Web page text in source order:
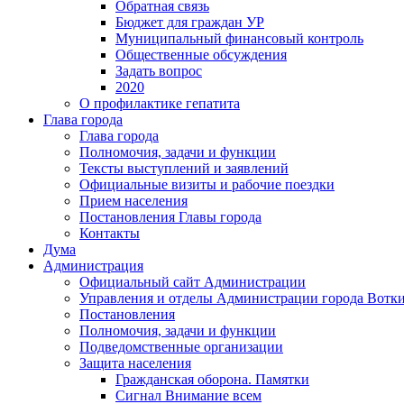
Обратная связь
Бюджет для граждан УР
Муниципальный финансовый контроль
Общественные обсуждения
Задать вопрос
2020
О профилактике гепатита
Глава города
Глава города
Полномочия, задачи и функции
Тексты выступлений и заявлений
Официальные визиты и рабочие поездки
Прием населения
Постановления Главы города
Контакты
Дума
Администрация
Официальный сайт Администрации
Управления и отделы Администрации города
Постановления
Полномочия, задачи и функции
Подведомственные организации
Защита населения
Гражданская оборона. Памятки
Сигнал Внимание всем